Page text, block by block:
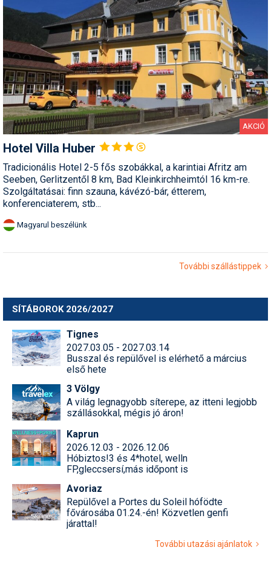
AKCIÓ
Hotel Villa Huber
Tradicionális Hotel 2-5 fős szobákkal, a karintiai Afritz am
Seeben, Gerlitzentől 8 km, Bad Kleinkirchheimtól 16 km-re.
Szolgáltatásai: finn szauna, kávézó-bár, étterem,
konferenciaterem, stb...
Magyarul beszélünk
További szállástippek
SÍTÁBOROK 2026/2027
Tignes
2027.03.05 - 2027.03.14
Busszal és repülővel is elérhető a március
első hete
3 Völgy
A világ legnagyobb síterepe, az itteni legjobb
szállásokkal, mégis jó áron!
Kaprun
2026.12.03 - 2026.12.06
Hóbiztos!3 és 4*hotel, welln
FP,gleccsersí,más időpont is
Avoriaz
Repülővel a Portes du Soleil hófödte
fővárosába 01.24.-én! Közvetlen genfi
járattal!
További utazási ajánlatok